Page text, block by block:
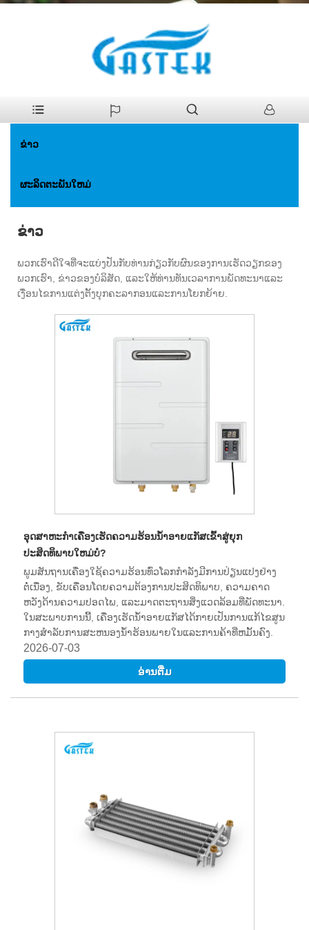
ຂ່າວ
ຜະລິດຕະພັນໃຫມ່
ຂ່າວ
ພວກເຮົາດີໃຈທີ່ຈະແບ່ງປັນກັບທ່ານກ່ຽວກັບຜົນຂອງການເຮັດວຽກຂອງ
ພວກເຮົາ, ຂ່າວຂອງບໍລິສັດ, ແລະໃຫ້ທ່ານທັນເວລາການພັດທະນາແລະ
ເງື່ອນໄຂການແຕ່ງຕັ້ງບຸກຄະລາກອນແລະການໂຍກຍ້າຍ.
ອຸດສາຫະກໍາເຄື່ອງເຮັດຄວາມຮ້ອນນ້ໍາອາຍແກັສເຂົ້າສູ່ຍຸກ
ປະສິດທິພາບໃຫມ່ບໍ?
ພູມສັນຖານເຄື່ອງໃຊ້ຄວາມຮ້ອນທົ່ວໂລກກໍາລັງມີການປ່ຽນແປງຢ່າງ
ຕໍ່ເນື່ອງ, ຂັບເຄື່ອນໂດຍຄວາມຕ້ອງການປະສິດທິພາບ, ຄວາມຄາດ
ຫວັງດ້ານຄວາມປອດໄພ, ແລະມາດຕະຖານສິ່ງແວດລ້ອມທີ່ພັດທະນາ.
ໃນສະພາບການນີ້, ເຄື່ອງເຮັດນ້ໍາອາຍແກັສໄດ້ກາຍເປັນການແກ້ໄຂສູນ
ກາງສໍາລັບການສະຫນອງນ້ໍາຮ້ອນພາຍໃນແລະການຄ້າທີ່ຫມັ້ນຄົງ.
2026-07-03
ອ່ານ​ຕື່ມ